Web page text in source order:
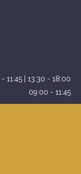
11:45 | 13:30 - 18:00
09:00 - 11:45